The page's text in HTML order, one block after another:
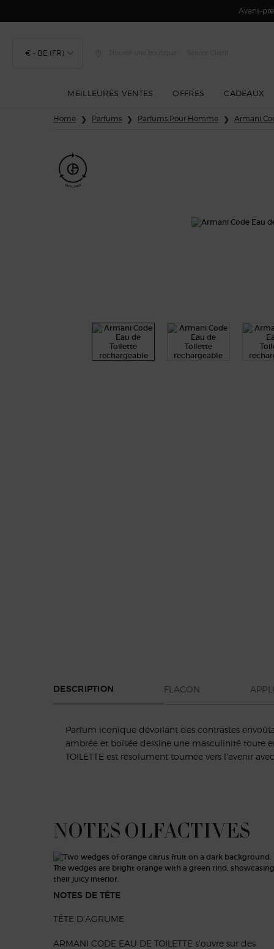
Avant-
€ - BE (FR) Trouver une boutique Service Client
MEILLEURES VENTES OFFRES CADEAUX
Home Parfums Parfums Pour Homme Armani
DESCRIPTION FLACON
Parfum iconique dévoilant des contrastes
ambrée et boisée dessine une masculinité toute
TOILETTE est résolument tournée vers l'avenir
NOTES OLFACTIVESNOTES OLFACTIVES
NOTES DE TÊTE
TÊTE D'AGRUME
ARMANI CODE EAU DE TOILETTE s'ouvre sur des